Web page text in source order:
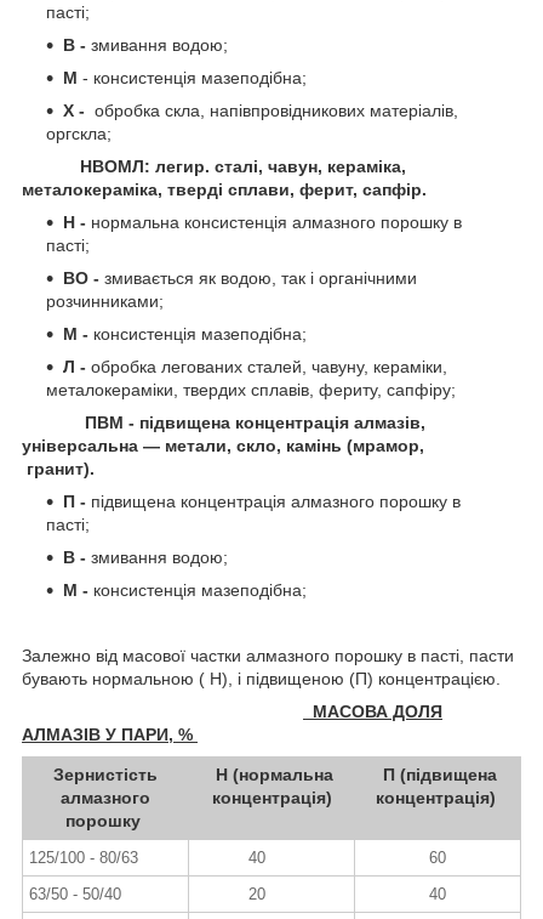
пасті;
В - змивання водою;
М - консистенція мазеподібна;
Х - обробка скла, напівпровідникових матеріалів,
оргскла;
НВОМЛ: легир. сталі, чавун, кераміка,
металокераміка, тверді сплави, ферит, сапфір.
Н - нормальна консистенція алмазного порошку в
пасті;
ВО - змивається як водою, так і органічними
розчинниками;
М - консистенція мазеподібна;
Л - обробка легованих сталей, чавуну, кераміки,
металокераміки, твердих сплавів, фериту, сапфіру;
ПВМ - підвищена концентрація алмазів,
універсальна — метали, скло, камінь (мрамор,
гранит).
П - підвищена концентрація алмазного порошку в
пасті;
В - змивання водою;
М - консистенція мазеподібна;
Залежно від масової частки алмазного порошку в пасті, пасти
бувають нормальною ( Н), і підвищеною (П) концентрацією.
МАСОВА ДОЛЯ
АЛМАЗІВ У ПАРИ, %
Зернистість
алмазного
порошку
Н (нормальна
концентрація)
П (підвищена
концентрація)
125/100 - 80/63 40
60
63/50 - 50/40
20
40